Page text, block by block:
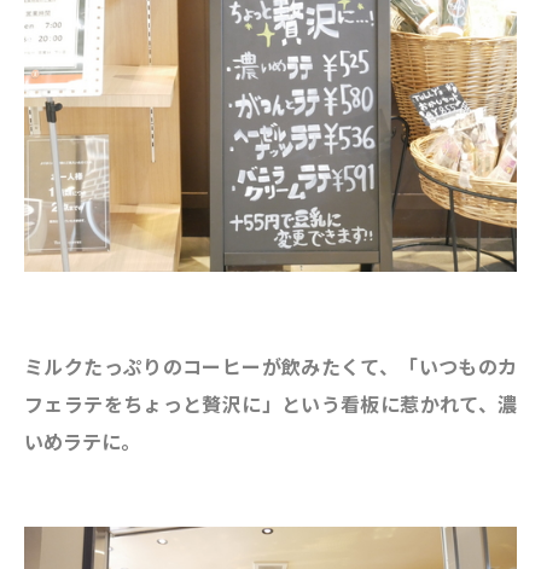
ミルクたっぷりのコーヒーが飲みたくて、「いつものカ
フェラテをちょっと贅沢に」という看板に惹かれて、濃
いめラテに。